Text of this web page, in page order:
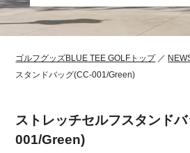
ゴルフグッズBLUE TEE GOLFトップ／
スタンドバッグ(CC-001/Green)
ストレッチセルフスタンド
001/Green)